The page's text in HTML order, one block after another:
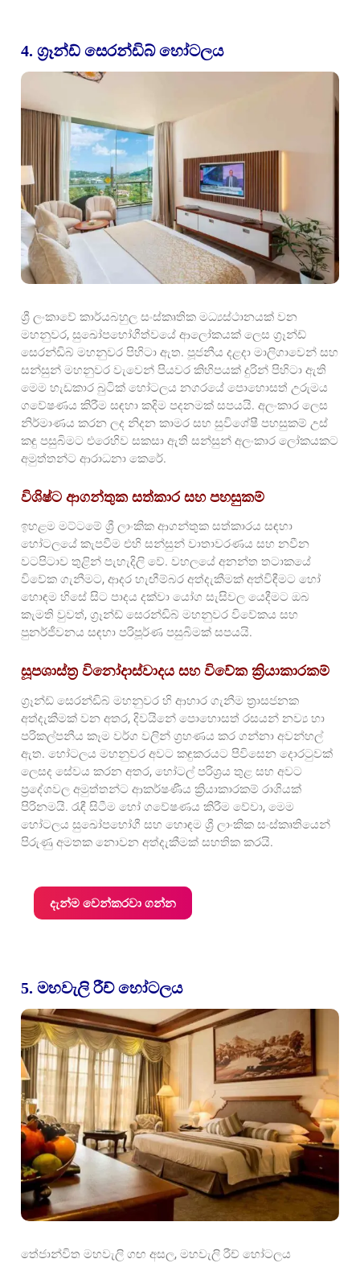
4. ග්‍රෑන්ඩ් සෙරන්ඩිබ් හෝටලය
ශ්‍රී ලංකාවේ කාර්යබහුල සංස්කෘතික මධ්‍යස්ථානයක් වන
මහනුවර, සුඛෝපභෝගීත්වයේ ආලෝකයක් ලෙස ග්‍රෑන්ඩ්
සෙරන්ඩිබ් මහනුවර පිහිටා ඇත. පූජනීය දළදා මාලිගාවෙන් සහ
සන්සුන් මහනුවර වැවෙන් පියවර කිහිපයක් දුරින් පිහිටා ඇති
මෙම හැඩකාර බුටික් හෝටලය නගරයේ පොහොසත් උරුමය
ගවේෂණය කිරීම සඳහා කදිම පදනමක් සපයයි. අලංකාර ලෙස
නිර්මාණය කරන ලද නිදන කාමර සහ සුවිශේෂී පහසුකම් උස්
කඳු පසුබිමට එරෙහිව සකසා ඇති සන්සුන් අලංකාර ලෝකයකට
අමුත්තන්ට ආරාධනා කෙරේ.
විශිෂ්ට ආගන්තුක සත්කාර සහ පහසුකම්
ඉහළම මට්ටමේ ශ්‍රී ලාංකික ආගන්තුක සත්කාරය සඳහා
හෝටලයේ කැපවීම එහි සන්සුන් වාතාවරණය සහ නවීන
වටපිටාව තුළින් පැහැදිලි වේ. වහලයේ අනන්ත තටාකයේ
විවේක ගැනීමට, ආදර හැඟීම්බර අත්දැකීමක් අත්විඳීමට හෝ
හොඳම හිසේ සිට පාදය දක්වා යෝග සැසිවල යෙදීමට ඔබ
කැමති වුවත්, ග්‍රෑන්ඩ් සෙරන්ඩිබ් මහනුවර විවේකය සහ
පුනර්ජීවනය සඳහා පරිපූර්ණ පසුබිමක් සපයයි.
සූපශාස්ත්‍ර විනෝදාස්වාදය සහ විවේක ක්‍රියාකාරකම්
ග්‍රෑන්ඩ් සෙරන්ඩිබ් මහනුවර හි ආහාර ගැනීම ත්‍රාසජනක
අත්දැකීමක් වන අතර, දිවයිනේ පොහොසත් රසයන් නව්‍ය හා
පරිකල්පනීය කෑම වර්ග වලින් ග්‍රහණය කර ගන්නා අවන්හල්
ඇත. හෝටලය මහනුවර අවට කඳුකරයට පිවිසෙන දොරටුවක්
ලෙසද සේවය කරන අතර, හෝටල් පරිශ්‍රය තුළ සහ අවට
ප්‍රදේශවල අමුත්තන්ට ආකර්ෂණීය ක්‍රියාකාරකම් රාශියක්
පිරිනමයි. රැඳී සිටීම හෝ ගවේෂණය කිරීම වේවා, මෙම
හෝටලය සුඛෝපභෝගී සහ හොඳම ශ්‍රී ලාංකික සංස්කෘතියෙන්
පිරුණු අමතක නොවන අත්දැකීමක් සහතික කරයි.
දැන්ම වෙන්කරවා ගන්න
5. මහවැලි රීච් හෝටලය
තේජාන්විත මහවැලි ගඟ අසල, මහවැලි රීච් හෝටලය